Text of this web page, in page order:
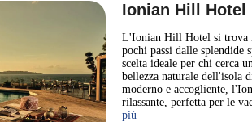
Ionian Hill Hotel
L'Ionian Hill Hotel si trova
pochi passi dalle splendide
scelta ideale per chi cerca
bellezza naturale dell'isola
moderno e accogliente,
rilassante, perfetta per le
più